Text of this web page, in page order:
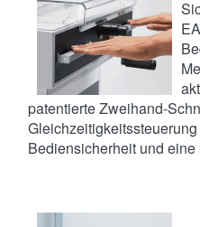
patentierte Zweihand-
Bediensicherheit und